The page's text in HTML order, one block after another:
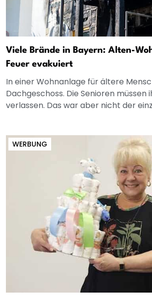
Viele Brände in Bayern: Alten-
Feuer evakuiert
In einer Wohnanlage für ältere
Dachgeschoss. Die Senioren müssen
verlassen. Das war aber nicht der
WERBUNG